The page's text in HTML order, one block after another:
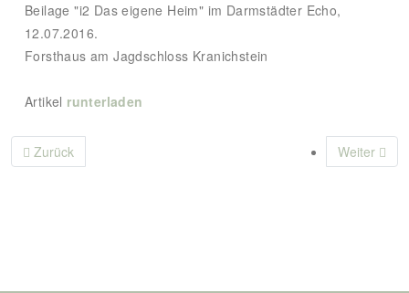
Beilage "i2 Das eigene Heim" im Darmstädter Echo,
12.07.2016.
Forsthaus am Jagdschloss Kranichstein
Artikel runterladen
Vorheriger Beitrag: Waidmanns Traum
Zurück Nächster
Weiter